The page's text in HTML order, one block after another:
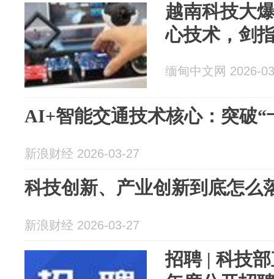
越南科技大
心技术，剑
缅甸中文网 2026-
AI+智能交通技术核心：突破
新浪财经 2026-03-27
科技创新、产业创新到底怎么
新浪财经 2026-03-27
招聘 | 科技